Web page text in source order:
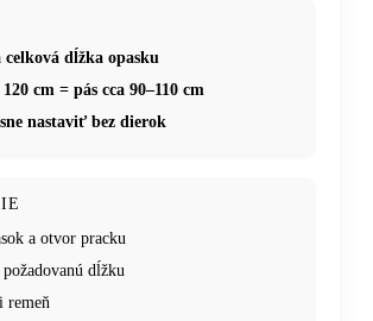
celková dĺžka opasku
120 cm = pás cca 90–110 cm
nastaviť bez dierok
a otvor pracku
dĺžku
remeň